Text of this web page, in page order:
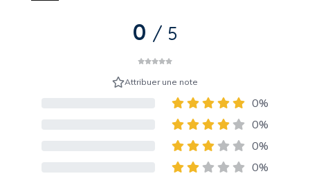
0 / 5
Attribuer une note
0%
0%
0%
0%